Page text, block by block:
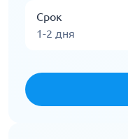
Срок
1-2 дня